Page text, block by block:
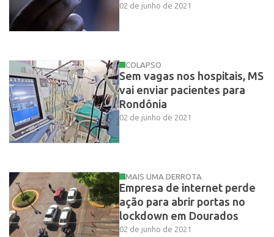
02 de junho de 2021
COLAPSO
Sem vagas nos hospitais, MS
vai enviar pacientes para
Rondônia
02 de junho de 2021
MAIS UMA DERROTA
Empresa de internet perde
ação para abrir portas no
lockdown em Dourados
02 de junho de 2021